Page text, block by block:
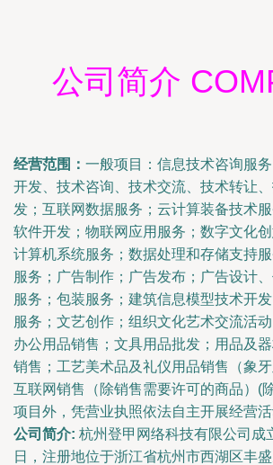
公司简介
经营范围： 一般项目：信息技术咨询服
开发、技术咨询、技术交流、技术转让
发；互联网数据服务；云计算装备技术
软件开发；物联网应用服务；数字文化创
计算机系统服务；数据处理和存储支持
服务；广告制作；广告发布；广告设计
服务；包装服务；建筑信息模型技术开
服务；文艺创作；组织文化艺术交流活
办公用品销售；文具用品批发；用品及
销售；工艺美术品及礼仪用品销售（象牙
互联网销售（除销售需要许可的商品）(
项目外，凭营业执照依法自主开展经营活
公司简介: 杭州登甲网络科技有限公司成
日，注册地位于浙江省杭州市西湖区丰